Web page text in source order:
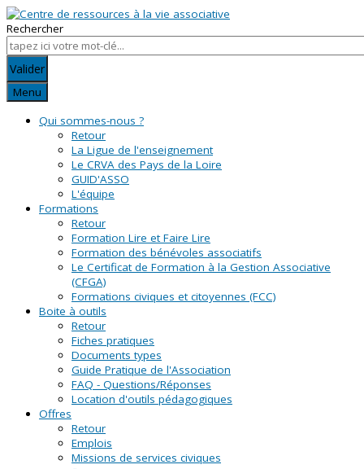
Rechercher
Valider
Menu
Qui sommes-nous ?
Retour
La Ligue de l'enseignement
Le CRVA des Pays de la Loire
GUID'ASSO
L'équipe
Formations
Retour
Formation Lire et Faire Lire
Formation des bénévoles associatifs
Le Certificat de Formation à la Gestion Associative
(CFGA)
Formations civiques et citoyennes (FCC)
Boite à outils
Retour
Fiches pratiques
Documents types
Guide Pratique de l'Association
FAQ - Questions/Réponses
Location d'outils pédagogiques
Offres
Retour
Emplois
Missions de services civiques